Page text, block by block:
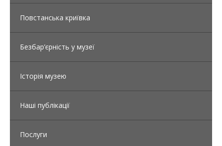
Повстанська криївка
Безбар’єрність у музеї
Історія музею
Наші публікації
Послуги